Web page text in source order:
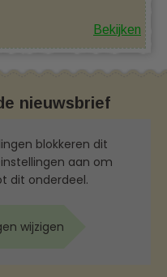
Bekijken
nieuwsbrief
blokkeren dit
aan om
dit onderdeel.
wijzigen